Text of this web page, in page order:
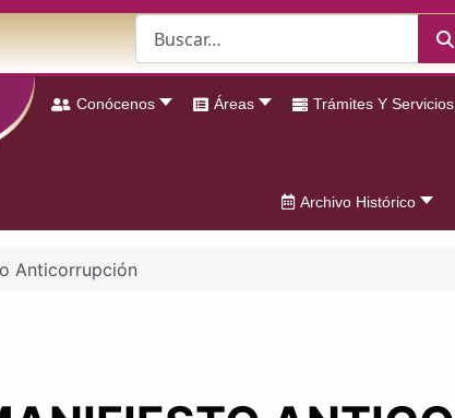
Conócenos Áreas Trámites Y Servicios
Archivo Histórico
Anticorrupción